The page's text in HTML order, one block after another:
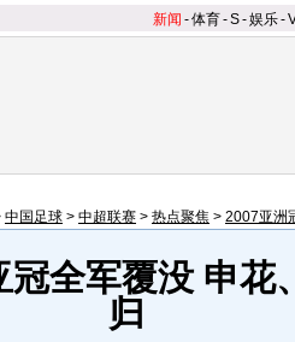
新闻 -体育-S-娱乐-
中国足球 > 中超联赛 > 热点聚焦 > 2007亚洲
冠全军覆没 申花
归